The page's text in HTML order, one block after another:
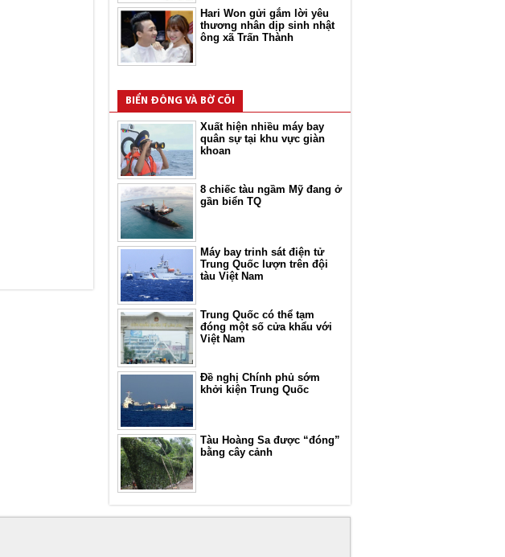
Hari Won gửi gắm lời yêu
thương nhân dịp sinh nhật
ông xã Trấn Thành
BIỂN ĐÔNG VÀ BỜ CÕI
Xuất hiện nhiều máy bay
quân sự tại khu vực giàn
khoan
8 chiếc tàu ngầm Mỹ đang ở
gần biển TQ
Máy bay trinh sát điện tử
Trung Quốc lượn trên đội
tàu Việt Nam
Trung Quốc có thể tạm
đóng một số cửa khẩu với
Việt Nam
Đề nghị Chính phủ sớm
khởi kiện Trung Quốc
Tàu Hoàng Sa được “đóng”
bằng cây cảnh